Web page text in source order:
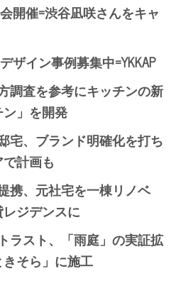
開催=渋谷凪咲さんをキャ
ザイン事例募集中=YKKAP
調査を参考にキッチンの新
」を開発
宅、ブランド明確化を打ち
計画も
携、元社宅を一棟リノベ
ジデンスに
ラスト、「雨庭」の実証拡
そら」に施工